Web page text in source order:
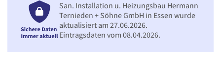
San. Installation u. Heizungsbau Hermann
Ternieden + Söhne GmbH in Essen wurde
aktualisiert am 27.06.2026.
Eintragsdaten vom 08.04.2026.